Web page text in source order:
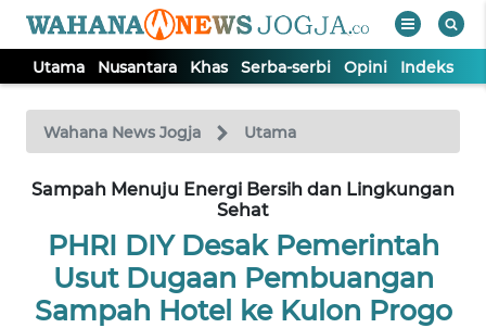
Utama Nusantara Khas Serba-serbi Opini Indeks
Wahana News Jogja Utama
Sampah Menuju Energi Bersih dan Lingkungan
Sehat
PHRI DIY Desak Pemerintah
Usut Dugaan Pembuangan
Sampah Hotel ke Kulon Progo
TV
Tutup
UTAMA
NUSANTARA
KHAS